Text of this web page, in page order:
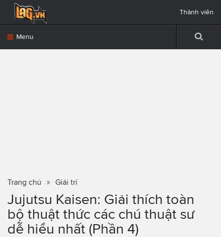
Menu
Thành viên
Trang chủ Giải trí
Jujutsu Kaisen: Giải thích toàn
bộ thuật thức các chú thuật sư
dễ hiểu nhất (Phần 4)